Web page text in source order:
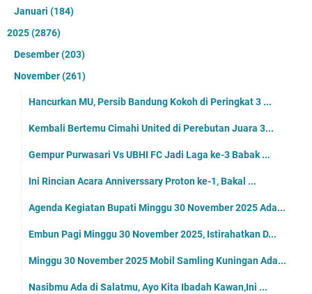
Januari (184)
2025(2876)
Desember(203)
November(261)
Hancurkan MU, Persib Bandung Kokoh di Peringkat 3 ...
Kembali Bertemu Cimahi United di Perebutan Juara 3...
Gempur Purwasari Vs UBHI FC Jadi Laga ke-3 Babak ...
Ini Rincian Acara Anniverssary Proton ke-1, Bakal ...
Agenda Kegiatan Bupati Minggu 30 November 2025 Ada...
Embun Pagi Minggu 30 November 2025, Istirahatkan D...
Minggu 30 November 2025 Mobil Samling Kuningan Ada...
Nasibmu Ada di Salatmu, Ayo Kita Ibadah Kawan,Ini ...